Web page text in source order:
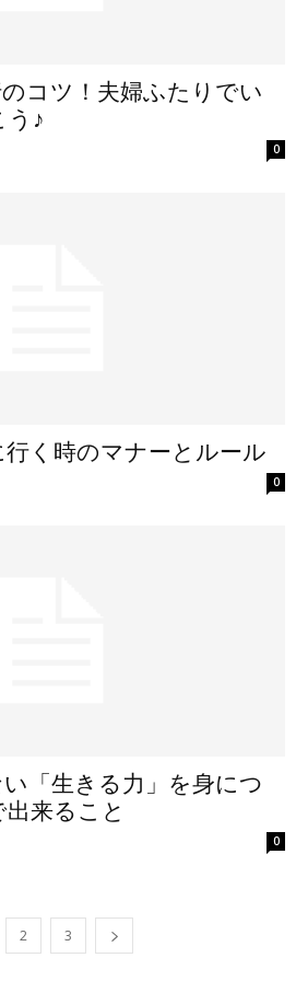
コツ！夫婦ふたりでい
う♪
0
く時のマナーとルール
0
「生きる力」を身につ
来ること
0
2 3